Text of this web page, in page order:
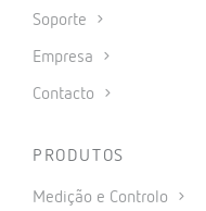
Soporte
Empresa
Contacto
PRODUTOS
Medição e Controlo